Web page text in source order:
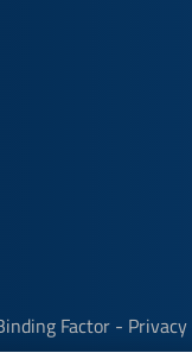
Factor - Privacy